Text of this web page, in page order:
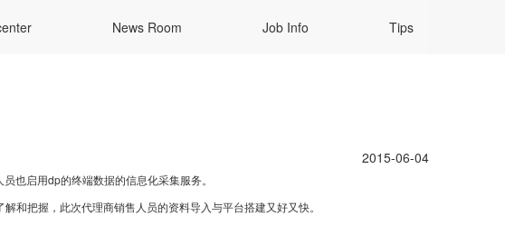
News Room Job Info Tips
2015-06-04
也启用dp的终端数据的信息化采集服务。
和把握，此次代理商销售人员的资料导入与平台搭建又好又快。